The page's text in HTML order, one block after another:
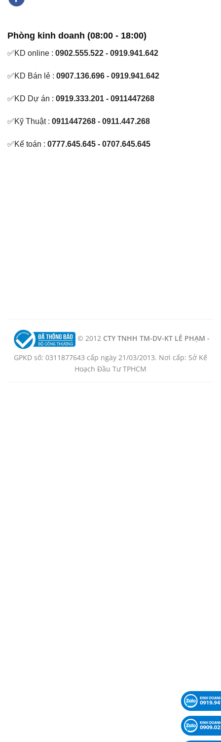
Phòng kinh doanh (08:00 - 18:00)
✅KD online : 0902.555.522 - 0919.941.642
✅KD Bán lẻ : 0907.136.696 - 0919.941.642
✅KD Dự án : 0919.333.201 - 0911447268
✅Kỹ Thuật : 0911447268 - 0911.447.268
✅Kế toán : 0777.645.645 - 0707.645.645
© 2012 CTY TNHH TM-DV-KT LÊ PHẠM -
GPKD số: 0311877643 cấp ngày 21/03/2013. Nơi cấp: Sở Kế
Hoạch Đầu Tư TPHCM